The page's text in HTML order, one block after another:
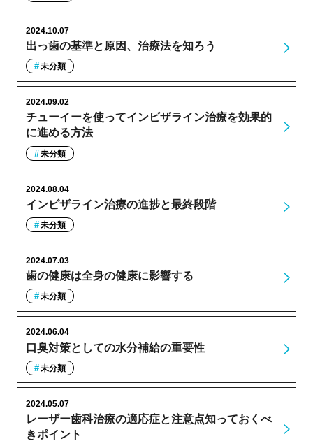
出っ歯の基準と原因、治療法を知ろう
2024.10.07
未分類
チューイーを使ってインビザライン治療を効果的
に進める方法
2024.09.02
未分類
インビザライン治療の進捗と最終段階
2024.08.04
未分類
歯の健康は全身の健康に影響する
2024.07.03
未分類
口臭対策としての水分補給の重要性
2024.06.04
未分類
レーザー歯科治療の適応症と注意点知っておくべ
きポイント
2024.05.07